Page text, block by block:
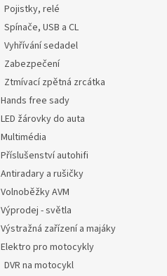
Pojistky, relé
Spínače, USB a CL
Vyhřívání sedadel
Zabezpečení
Ztmívací zpětná zrcátka
Hands free sady
LED žárovky do auta
Multimédia
Příslušenství autohifi
Antiradary a rušičky
Volnoběžky AVM
Výprodej - světla
Výstražná zařízení a majáky
Elektro pro motocykly
DVR na motocykl